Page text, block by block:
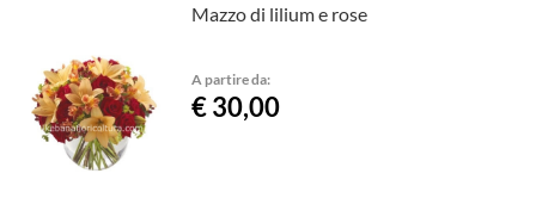
Mazzo di lilium e rose
A partire da:
€ 30,00